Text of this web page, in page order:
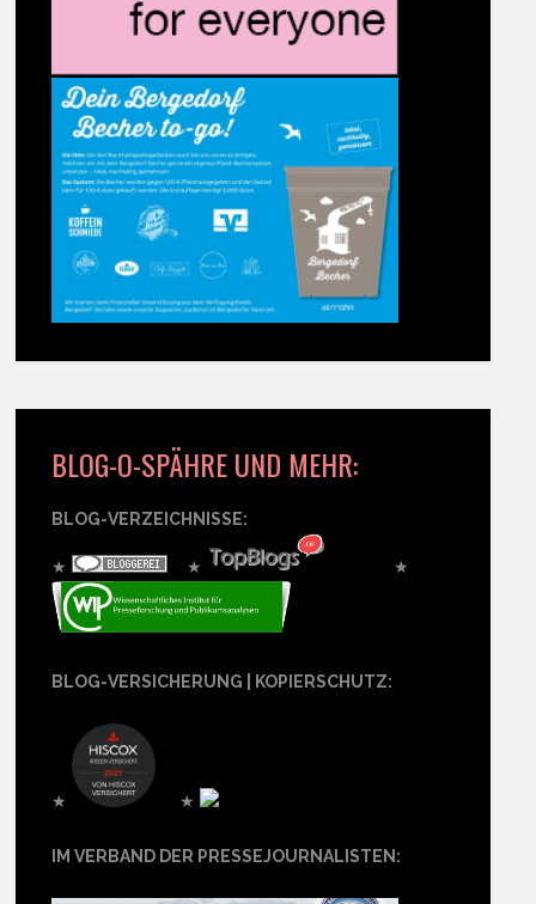
BLOG-O-SPÄHRE UND MEHR:
BLOG-VERZEICHNISSE:
★ ★ ★
BLOG-VERSICHERUNG | KOPIERSCHUTZ:
★ ★
IM VERBAND DER PRESSEJOURNALISTEN: